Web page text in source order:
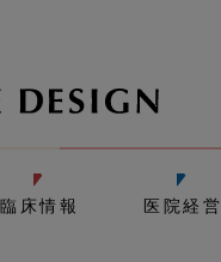
臨床情報 医院経営